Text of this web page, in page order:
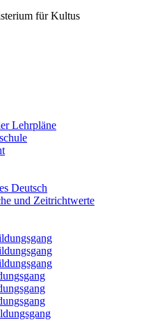
für Kultus
Lehrpläne
Deutsch
und Zeitrichtwerte